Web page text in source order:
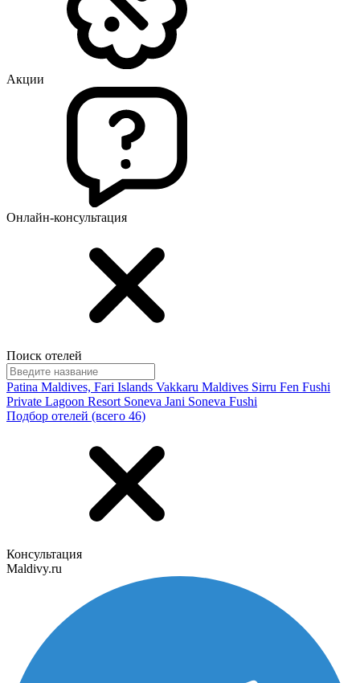
Акции
Онлайн-консультация
Поиск отелей
Patina Maldives, Fari Islands Vakkaru Maldives Sirru Fen Fushi
Private Lagoon Resort Soneva Jani Soneva Fushi
Подбор отелей (всего 46)
Консультация
Maldivy.ru